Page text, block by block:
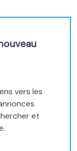
vers les
et